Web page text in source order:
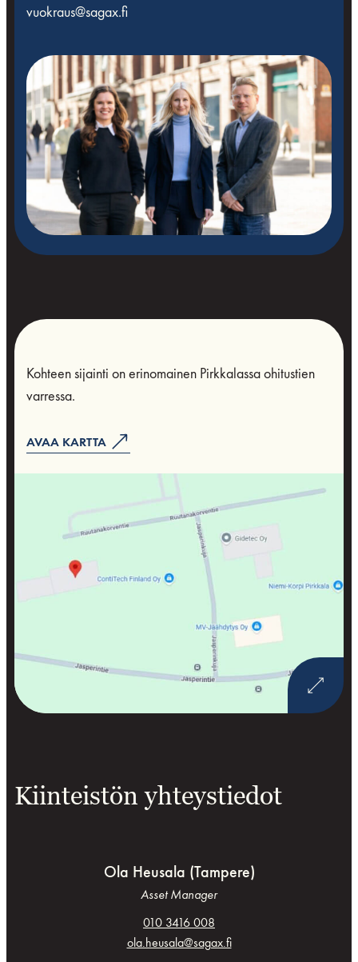
vuokraus@sagax.fi
Kohteen sijainti on erinomainen Pirkkalassa ohitustien
varressa.
AVAA KARTTA
Avaa
kartta
Kiinteistön yhteystiedot
Ola Heusala (Tampere)
Asset Manager
010 3416 008
ola.heusala@sagax.fi